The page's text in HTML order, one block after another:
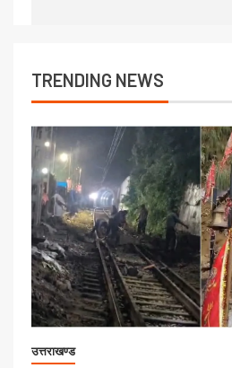
TRENDING NEWS
उत्तराखण्ड